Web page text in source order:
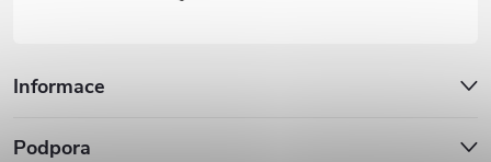
Informace
Podpora